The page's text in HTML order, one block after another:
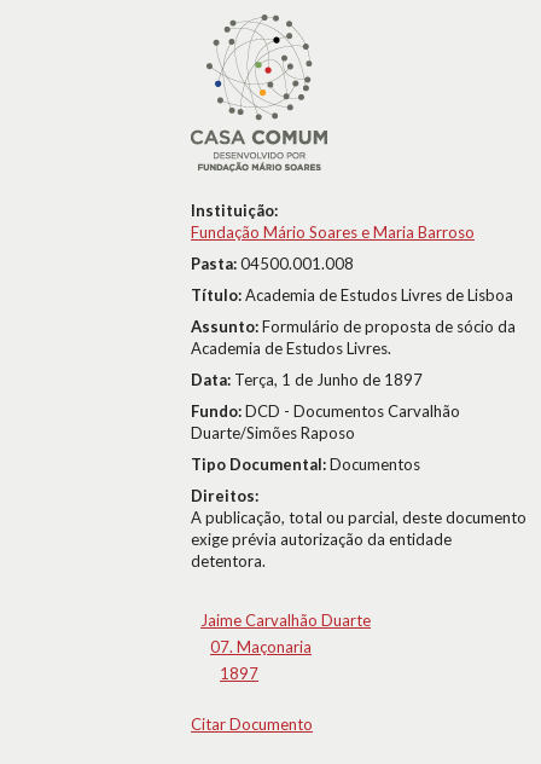
Instituição:
Fundação Mário Soares e Maria Barroso
Pasta:04500.001.008
Título:Academia de Estudos Livres de Lisboa
Assunto:Formulário de proposta de sócio da
Academia de Estudos Livres.
Data: Terça, 1 de Junho de 1897
Fundo:DCD - Documentos Carvalhão
Duarte/Simões Raposo
Tipo Documental:Documentos
Direitos:
A publicação, total ou parcial, deste documento
exige prévia autorização da entidade
detentora.
Jaime Carvalhão Duarte
07. Maçonaria
1897
Citar Documento